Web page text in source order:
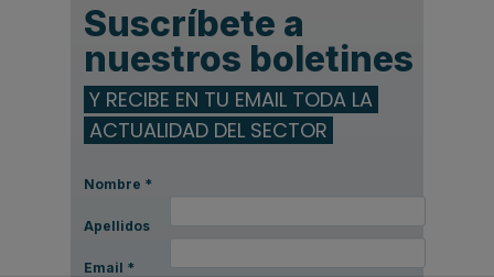
Suscríbete a
nuestros boletines
Y RECIBE EN TU EMAIL TODA LA
ACTUALIDAD DEL SECTOR
Nombre *
Apellidos
Email *